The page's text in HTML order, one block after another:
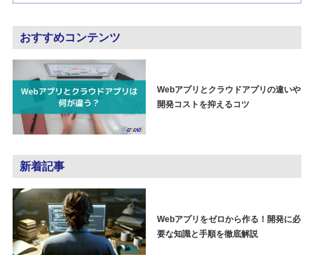
おすすめコンテンツ
Webアプリとクラウドアプリの違いや
開発コストを抑えるコツ
新着記事
Webアプリをゼロから作る！開発に必
要な知識と手順を徹底解説